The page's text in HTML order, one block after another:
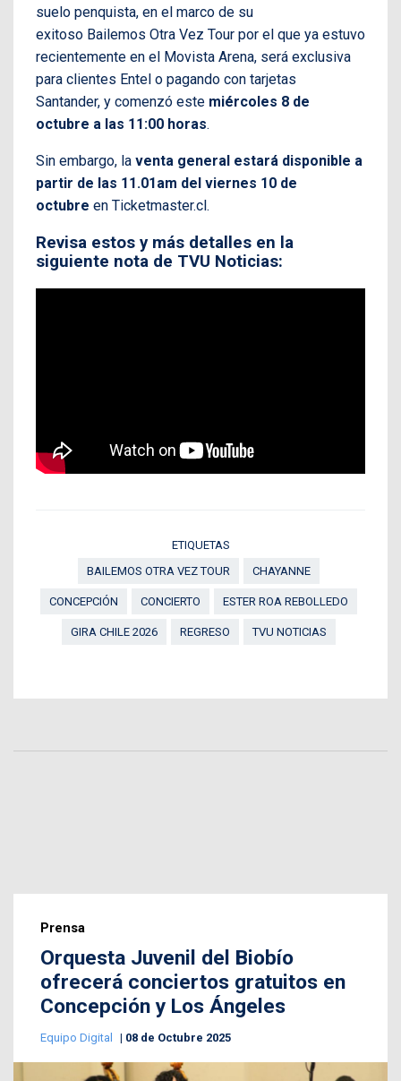
suelo penquista, en el marco de su
exitoso Bailemos Otra Vez Tour por el que ya estuvo
recientemente en el Movista Arena, será exclusiva
para clientes Entel o pagando con tarjetas
Santander, y comenzó este miércoles 8 de
octubre a las 11:00 horas.
Sin embargo, la venta general estará disponible a
partir de las 11.01am del viernes 10 de
octubre en Ticketmaster.cl.
Revisa estos y más detalles en la
siguiente nota de TVU Noticias:
ETIQUETAS
BAILEMOS OTRA VEZ TOUR
CHAYANNE
CONCEPCIÓN CONCIERTO ESTER ROA REBOLLEDO
GIRA CHILE 2026 REGRESO TVU NOTICIAS
Prensa
Orquesta Juvenil del Biobío
ofrecerá conciertos gratuitos en
Concepción y Los Ángeles
Equipo Digital 08 de Octubre 2025